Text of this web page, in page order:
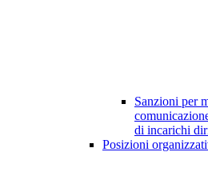
Sanzioni per
di incarichi
Posizioni